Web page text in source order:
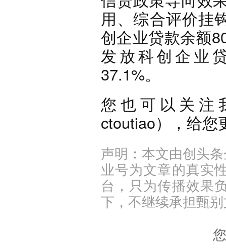
用、综合评价挂
创企业贷款余额
发放科创企业
37.1%。
您也可以关注
ctoutiao），给您
声明：本文由创头
业号为文章的真实
台，只为传播效果
下，不继续承担甄